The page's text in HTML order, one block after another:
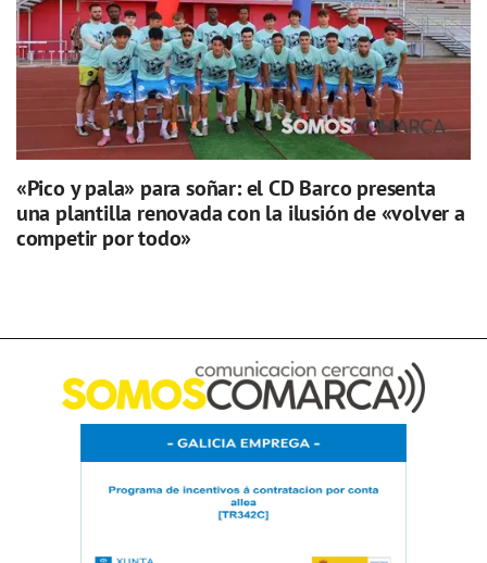
«Pico y pala» para soñar: el CD Barco presenta
una plantilla renovada con la ilusión de «volver a
competir por todo»